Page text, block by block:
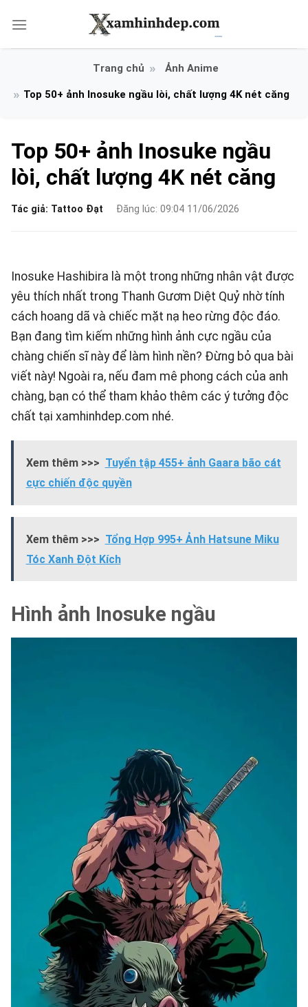
qua
Ảnh Anime
Top 50+ ảnh Inosuke ngầu lòi, chất lượng 4K nét căng
Top 50+ ảnh Inosuke ngầu
lòi, chất lượng 4K nét căng
Tác giả: Tattoo Đạt Đăng lúc: 09:04 11/06/2026
Inosuke Hashibira là một trong những nhân vật được
yêu thích nhất trong Thanh Gươm Diệt Quỷ nhờ tính
cách hoang dã và chiếc mặt nạ heo rừng độc đáo.
Bạn đang tìm kiếm những hình ảnh cực ngầu của
chàng chiến sĩ này để làm hình nền? Đừng bỏ qua bài
viết này! Ngoài ra, nếu đam mê phong cách của anh
chàng, bạn có thể tham khảo thêm các ý tưởng độc
chất tại xamhinhdep.com nhé.
Xem thêm >>> Tuyển tập 455+ ảnh Gaara bão cát
cực chiến độc quyền
Xem thêm >>> Tổng Hợp 995+ Ảnh Hatsune Miku
Tóc Xanh Đột Kích
Hình ảnh Inosuke ngầu